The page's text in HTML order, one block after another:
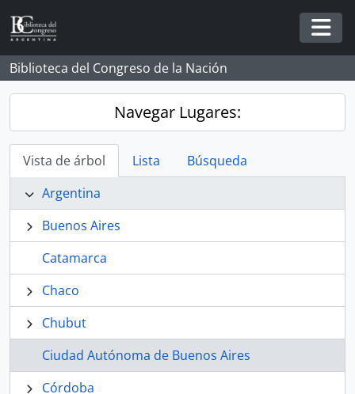
Skip to main content
Biblioteca del Congreso de la Nación
Navegar Lugares:
Vista de árbol Lista
Búsqueda
Argentina
Buenos Aires
Catamarca
Chaco
Chubut
Ciudad Autónoma de Buenos Aires
Córdoba